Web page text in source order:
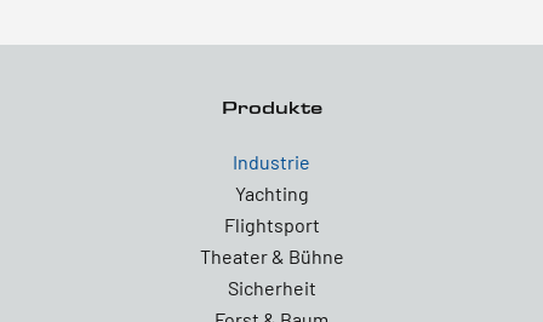
Produkte
Industrie
Yachting
Flightsport
Theater & Bühne
Sicherheit